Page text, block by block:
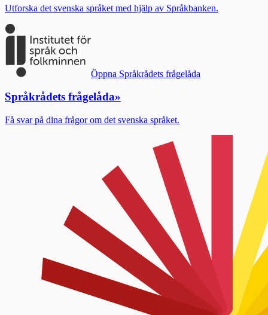
Utforska det svenska språket med hjälp av Språkbanken.
Öppna Språkrådets frågelåda
Språkrådets frågelåda»
Få svar på dina frågor om det svenska språket.